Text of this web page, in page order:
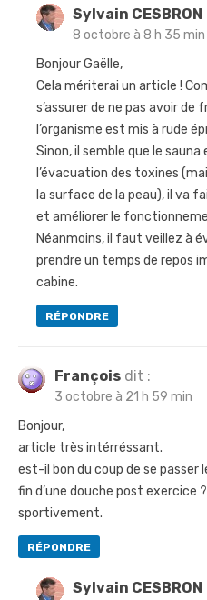
Sylvain CESBRON
8 octobre à 8 h 35 min
Bonjour Gaëlle,
Cela mériterai un article !
s’assurer de ne pas avoir de
l’organisme est mis à rude
Sinon, il semble que le
l’évacuation des toxines
la surface de la peau), il va
et améliorer le
Néanmoins, il faut veillez à
prendre un temps de repos
cabine.
RÉPONDRE
François dit :
3 octobre à 21 h 59 min
Bonjour,
article très intérréssant.
est-il bon du coup de se passer
fin d’une douche post exercice
sportivement.
RÉPONDRE
Sylvain CESBRON